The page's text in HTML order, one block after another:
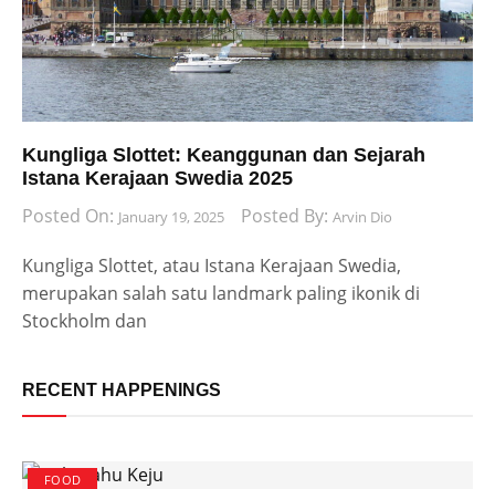
Kungliga Slottet: Keanggunan dan Sejarah
Istana Kerajaan Swedia 2025
Posted On: January 19, 2025 Posted By: Arvin Dio
Kungliga Slottet, atau Istana Kerajaan Swedia,
merupakan salah satu landmark paling ikonik di
Stockholm dan
RECENT HAPPENINGS
FOOD